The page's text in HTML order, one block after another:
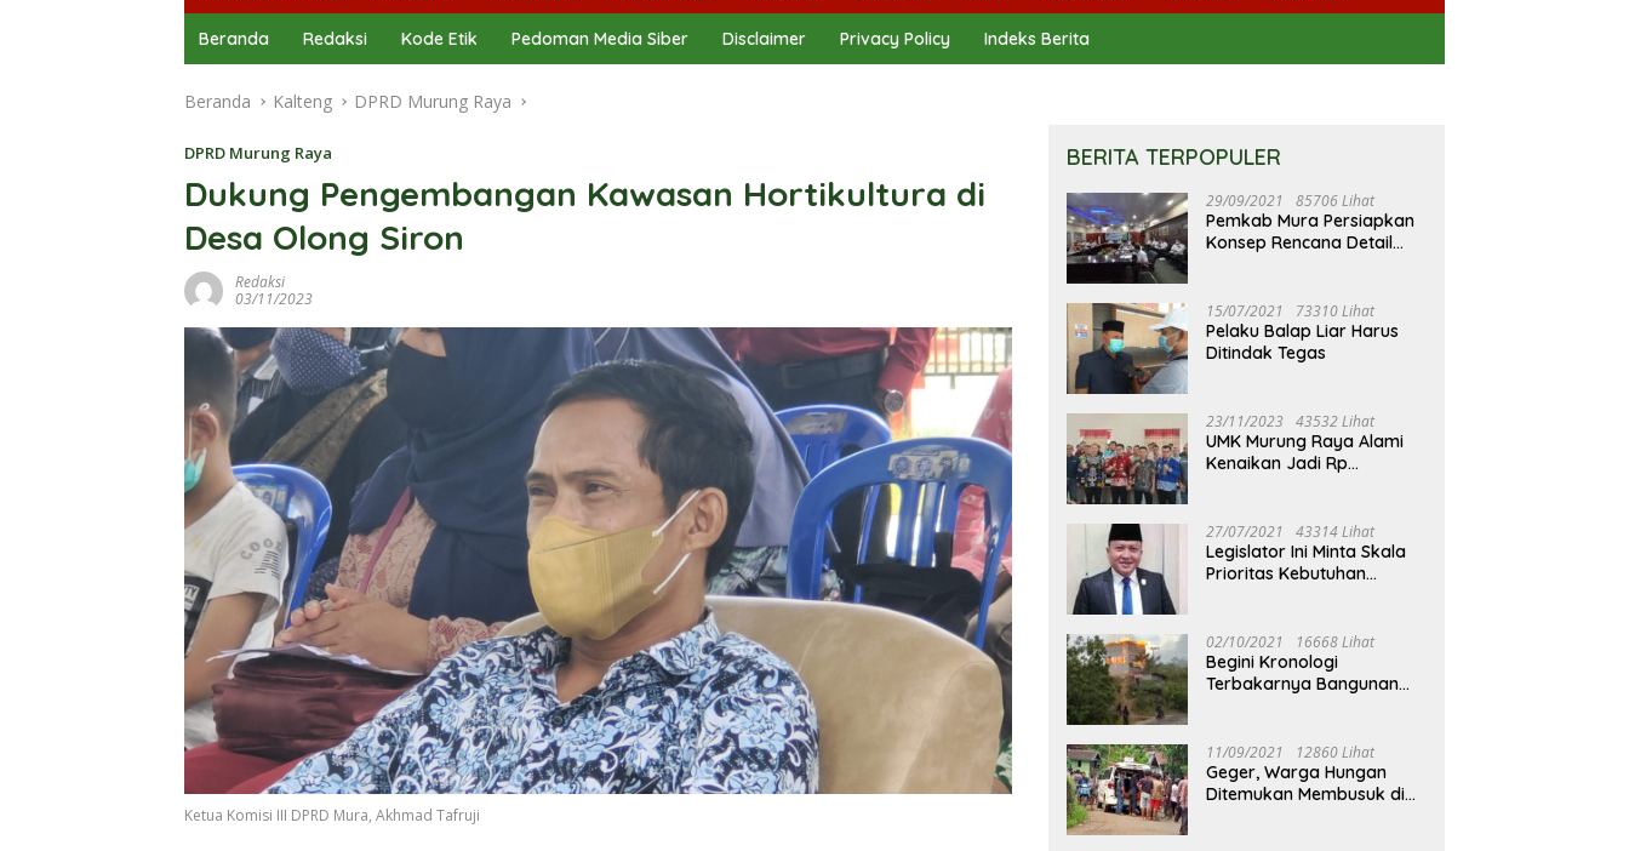
Beranda Redaksi Kode Etik Pedoman Media Siber Disclaimer Privacy Policy Indeks Berita
Beranda Kalteng DPRD Murung Raya
DPRD Murung Raya
Dukung Pengembangan Kawasan Hortikultura di
Desa Olong Siron
Redaksi
03/11/2023
Ketua Komisi III DPRD Mura, Akhmad Tafruji
BERITA TERPOPULER
29/09/2021 85706 Lihat
Pemkab Mura Persiapkan
Konsep Rencana Detail
15/07/2021 73310 Lihat
Pelaku Balap Liar Harus
Ditindak Tegas
23/11/2023 43532 Lihat
UMK Murung Raya Alami
Kenaikan Jadi Rp
27/07/2021 43314 Lihat
Legislator Ini Minta Skala
Prioritas Kebutuhan
02/10/2021 16668 Lihat
Begini Kronologi
Terbakarnya Bangunan
11/09/2021 12860 Lihat
Geger, Warga Hungan
Ditemukan Membusuk di